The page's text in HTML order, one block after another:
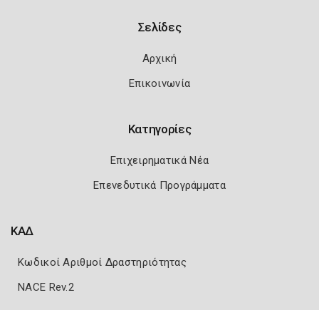
Σελίδες
Αρχική
Επικοινωνία
Κατηγορίες
Επιχειρηματικά Νέα
Επενεδυτικά Προγράμματα
ΚΑΔ
Κωδικοί Αριθμοί Δραστηριότητας
NACE Rev.2